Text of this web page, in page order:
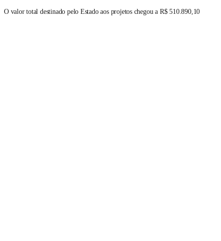
O valor total destinado pelo Estado aos projetos chegou a R$ 510.890,10